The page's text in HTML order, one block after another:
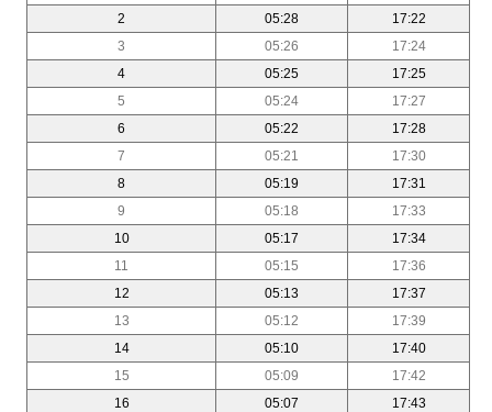
2
05:28
17:22
3
05:26
17:24
4
05:25
17:25
5
05:24
17:27
6
05:22
17:28
7
05:21
17:30
8
05:19
17:31
9
05:18
17:33
10
05:17
17:34
11
05:15
17:36
12
05:13
17:37
13
05:12
17:39
14
05:10
17:40
15
05:09
17:42
16
05:07
17:43